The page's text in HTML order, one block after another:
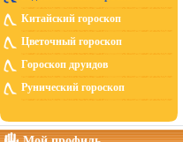
Китайский гороскоп
Цветочный гороскоп
Гороскоп друидов
Рунический гороскоп